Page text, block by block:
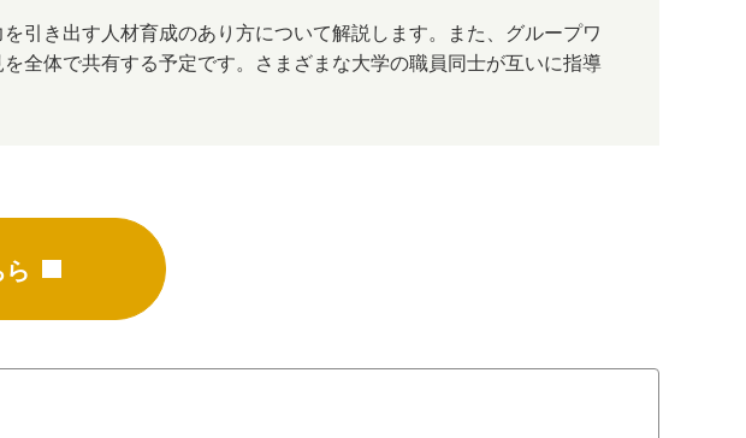
引き出す人材育成のあり方について解説します。また、グループワ
全体で共有する予定です。さまざまな大学の職員同士が互いに指導